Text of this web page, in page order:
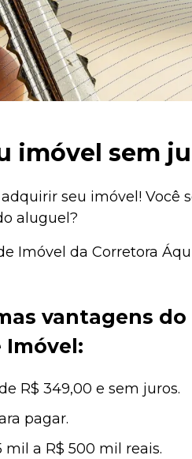
imóvel sem
adquirir seu imóvel!
aluguel?
Imóvel da Corretora
vantagens do
Imóvel:
R$ 349,00 e sem juros.
pagar.
mil a R$ 500 mil reais.